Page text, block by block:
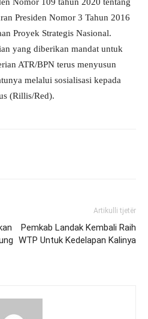
Presiden Nomor 3 Tahun 2016
Proyek Strategis Nasional.
yang diberikan mandat untuk
ATR/BPN terus menyusun
melalui sosialisasi kepada
(Rillis/Red).
Artikulli tjetër
Pemkab Landak Kembali Raih
WTP Untuk Kedelapan Kalinya